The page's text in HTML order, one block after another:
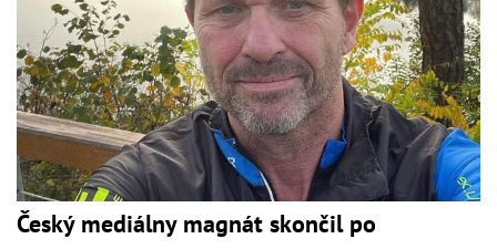
Český mediálny magnát skončil po